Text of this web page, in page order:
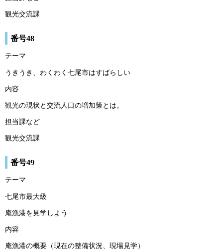
観光交流課
番号48
テーマ
うきうき、わくわく七尾市はすばらしい
内容
観光の現状と交流人口の増加策とは。
担当課など
観光交流課
番号49
テーマ
七尾市最大級
庵漁港を見学しよう
内容
庵漁港の概要（現在の整備状況、現場見学）